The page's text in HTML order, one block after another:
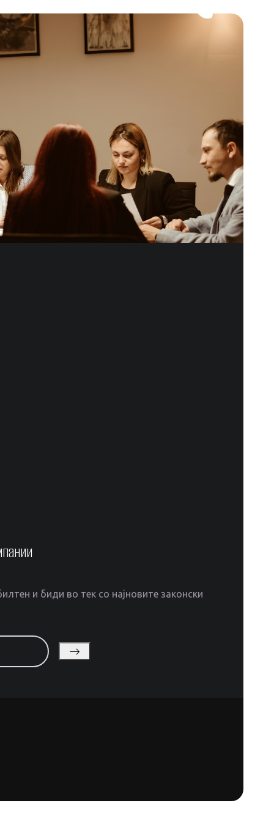
и биди во тек со најновите законски